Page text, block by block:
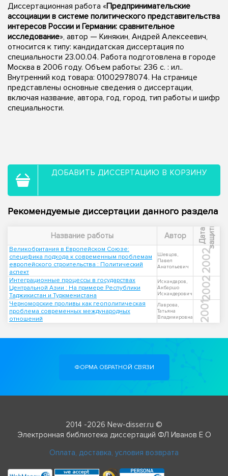
Диссертационная работа «Предпринимательские
ассоциации в системе политического представительства
интересов России и Германии: сравнительное
исследование», автор — Кинякин, Андрей Алексеевич,
относится к типу: кандидатская диссертация по
специальности 23.00.04. Работа подготовлена в городе
Москва в 2006 году. Объем работы: 236 с. : ил..
Внутренний код товара: 01002978074. На странице
представлены основные сведения о диссертации,
включая название, автора, год, город, тип работы и шифр
специальности.
ДОБАВИТЬ ДИССЕРТАЦИЮ В КОРЗИНУ
Рекомендуемые диссертации данного раздела
Название работы Автор Д
а
т
а
з
а
щ
и
т ы
Великобритания в Европейском Союзе:
специфика подхода к современным проблемам
европейского строительства : Политический
аспект
Шевцов,
Павел
Анатольевич
2002
Интеграционные процессы в государствах
Центральной Азии : На примере Республики
Таджикистан и Туркменистана
Искандаров,
Акбаршо
Искандерович
2002
Черноморские проливы как геополитическая
проблема современных международных
отношений
Лаврова,
Татьяна
Владимировна
2001
ФОРМА ОБРАТНОЙ СВЯЗИ
2014 -2026 New-disser.ru ©
Электронная библиотека диссертаций ФЛ Иванов Е О
Оплата, доставка, условия возврата